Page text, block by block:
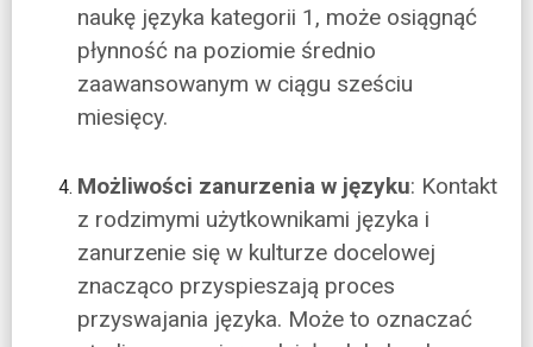
naukę języka kategorii 1, może osiągnąć
płynność na poziomie średnio
zaawansowanym w ciągu sześciu
miesięcy.
Możliwości zanurzenia w języku: Kontakt
z rodzimymi użytkownikami języka i
zanurzenie się w kulturze docelowej
znacząco przyspieszają proces
przyswajania języka. Może to oznaczać